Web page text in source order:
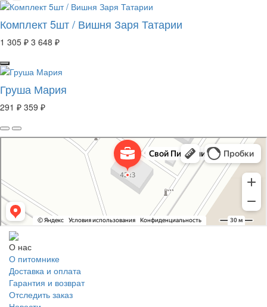
Комплект 5шт / Вишня Заря Татарии
1 305 ₽ 3 648 ₽
Груша Мария
291 ₽ 359 ₽
Питомник растений в Москве
О нас
О питомнике
Доставка и оплата
Гарантия и возврат
Отследить заказ